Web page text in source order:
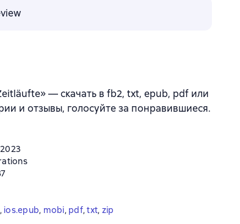
— скачать в fb2, txt, epub, pdf или
и отзывы, голосуйте за понравившиеся.
, ios.epub, mobi, pdf, txt, zip